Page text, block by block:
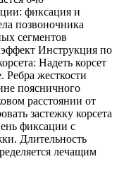
фиксация и
позвоночника
сегментов
Инструкция по
Надеть корсет
Ребра жесткости
поясничного
расстоянии от
застежку корсета
фиксации с
Длительность
лечащим